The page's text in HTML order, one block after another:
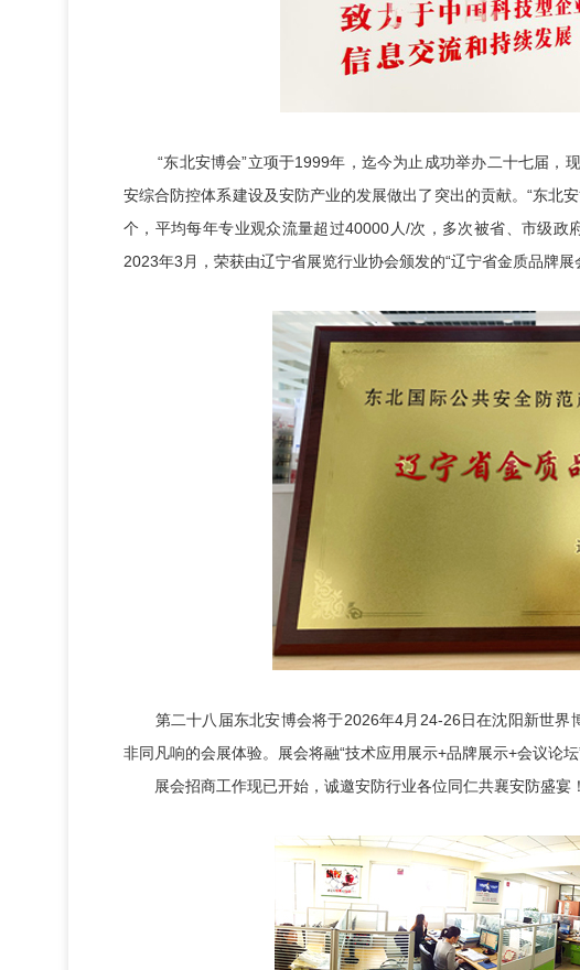
“东北安博会”立项于1999年，迄今为止成功举办二十七届，
安综合防控体系建设及安防产业的发展做出了突出的贡献。“东北
个，平均每年专业观众流量超过40000人/次，多次被省、市级政
2023年3月，荣获由辽宁省展览行业协会颁发的“辽宁省金质品牌展
第二十八届东北安博会将于2026年4月24-26日在沈阳新世界
非同凡响的会展体验。展会将融“技术应用展示+品牌展示+会议论
展会招商工作现已开始，诚邀安防行业各位同仁共襄安防盛宴！